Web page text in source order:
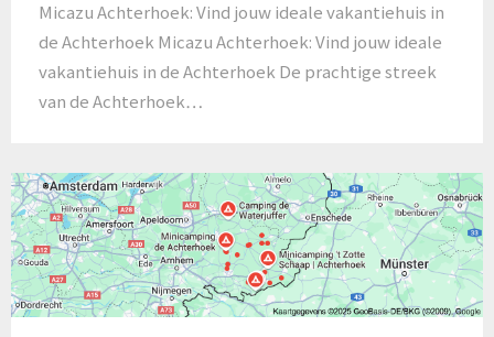
Micazu Achterhoek: Vind jouw ideale vakantiehuis in
de Achterhoek Micazu Achterhoek: Vind jouw ideale
vakantiehuis in de Achterhoek De prachtige streek
van de Achterhoek…